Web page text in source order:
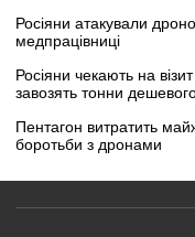
Росіяни атакували
медпрацівниці
Росіяни чекають на
завозять тонни
Пентагон витратить
боротьби з дронами